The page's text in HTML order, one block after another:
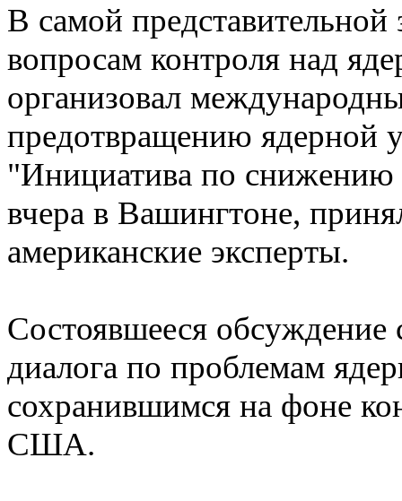
В самой
вопросам контроля над
организовал
предотвращению ядерной
"Инициатива по снижению
вчера в Вашингтоне,
американские эксперты.
Состоявшееся
диалога по проблемам
сохранившимся на фоне
США.